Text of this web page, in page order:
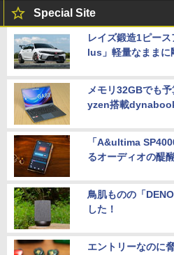
Special Site
レイズ鍛造1ピー
lus」軽量なままに
メモリ32GBでも
yzen搭載
「A&ultima
るオーディオの醍
鳥肌ものの「
した！
エントリーなのに